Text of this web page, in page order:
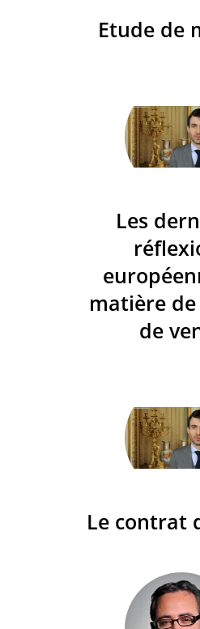
Etude de
Les
matière
de
Le contrat